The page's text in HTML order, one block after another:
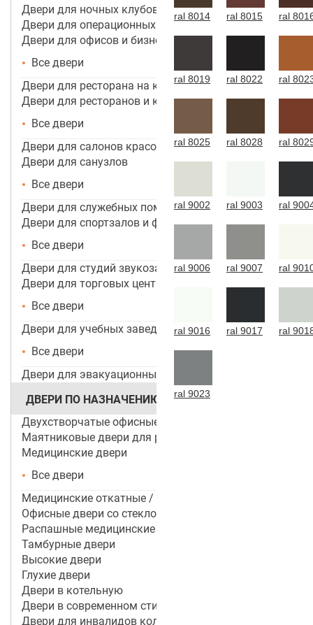
Двери для ночных клубов
Двери для операционных
Двери для офисов и бизнес центров
Все двери
Двери для ресторана на кухню
Двери для ресторанов и кафе
Все двери
Двери для салонов красоты
Двери для санузлов
Все двери
Двери для служебных помещений
Двери для спортзалов и фитнес-центров
Все двери
Двери для студий звукозаписи
Двери для торговых центров, помещений
Все двери
Двери для учебных заведений и ДОУ
Все двери
Двери для эвакуационных выходов
ДВЕРИ ПО НАЗНАЧЕНИЮ
Двухстворчатые офисные двери
Маятниковые двери для ресторанов и кафе
Медицинские двери
Все двери
Медицинские откатные / раздвижные двери
Офисные двери со стеклом
Распашные медицинские двери
Тамбурные двери
Высокие двери
Глухие двери
Двери в котельную
Двери в современном стиле
Двери для инвалидов колясочников
ral 8014 ral 8015 ral
ral 8019 ral 8022 ral
ral 8025 ral 8028 ral
ral 9002 ral 9003 ral
ral 9006 ral 9007 ral
ral 9016 ral 9017 ral
ral 9023